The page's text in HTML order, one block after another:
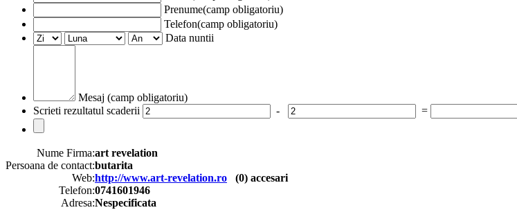
Prenume(camp obligatoriu)
Telefon(camp obligatoriu)
Data nuntii
Mesaj (camp obligatoriu)
Scrieti rezultatul scaderii
- =
Nume Firma:art revelation
Persoana de contact:butarita
Web:http://www.art-revelation.ro (0) accesari
Telefon:0741601946
Adresa:Nespecificata